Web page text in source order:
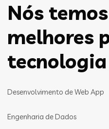
Nós
melhores
tecnologia
Desenvolvimento de Web App
Engenharia de Dados